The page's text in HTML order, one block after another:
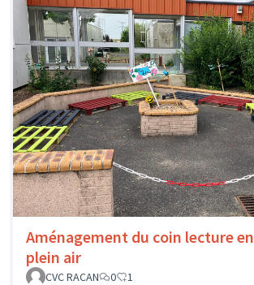
Aménagement du coin lecture en
plein air
CVC RACAN
0 1